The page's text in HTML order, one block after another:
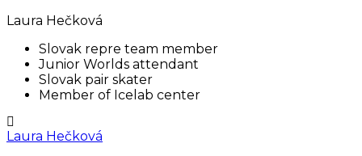
Laura Hečková
Slovak repre team member
Junior Worlds attendant
Slovak pair skater
Member of Icelab center
Laura Hečková